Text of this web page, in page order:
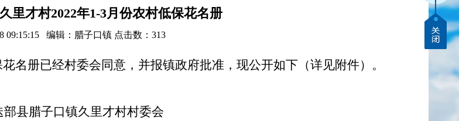
里才村2022年1-3月份农村低保花名册
09:15:15 编辑：腊子口镇 点击数： 313
名册已经村委会同意，并报镇政府批准，现公开如下（详见附件）。
部县腊子口镇久里才村村委会